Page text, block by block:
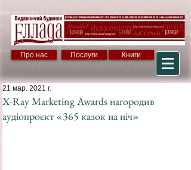
Про нас Послуги Книги
X-Ray Marketing Awards нагородив
аудіопроєкт «365 казок на ніч»
21 мар. 2021 г.